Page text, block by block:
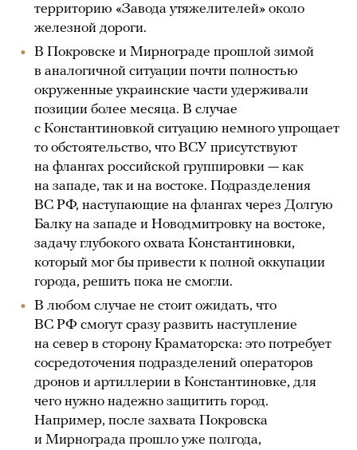
территорию «Завода утяжелителей» около
железной дороги.
В Покровске и Мирнограде прошлой зимой
в аналогичной ситуации почти полностью
окруженные украинские части удерживали
позиции более месяца. В случае
с Константиновкой ситуацию немного упрощает
то обстоятельство, что ВСУ присутствуют
на флангах российской группировки — как
на западе, так и на востоке. Подразделения
ВС РФ, наступающие на флангах через Долгую
Балку на западе и Новодмитровку на востоке,
задачу глубокого охвата Константиновки,
который мог бы привести к полной оккупации
города, решить пока не смогли.
В любом случае не стоит ожидать, что
ВС РФ смогут сразу развить наступление
на север в сторону Краматорска: это потребует
сосредоточения подразделений операторов
дронов и артиллерии в Константиновке, для
чего нужно надежно защитить город.
Например, после захвата Покровска
и Мирнограда прошло уже полгода,